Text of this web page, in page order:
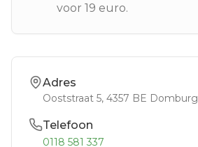
voor 19 euro.
Adres
Ooststraat 5, 4357 BE Domburg
Telefoon
0118 581 337